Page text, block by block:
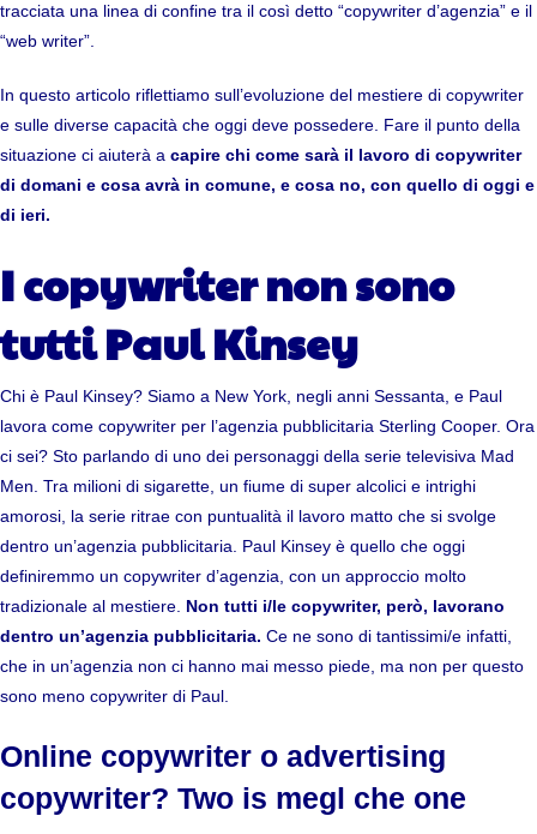
tracciata una linea di confine tra il così detto “copywriter d’agenzia” e il
“web writer”.
In questo articolo riflettiamo sull’evoluzione del mestiere di copywriter
e sulle diverse capacità che oggi deve possedere. Fare il punto della
situazione ci aiuterà a capire chi come sarà il lavoro di copywriter
di domani e cosa avrà in comune, e cosa no, con quello di oggi e
di ieri.
I copywriter non sono
tutti Paul Kinsey
Chi è Paul Kinsey? Siamo a New York, negli anni Sessanta, e Paul
lavora come copywriter per l’agenzia pubblicitaria Sterling Cooper. Ora
ci sei? Sto parlando di uno dei personaggi della serie televisiva Mad
Men. Tra milioni di sigarette, un fiume di super alcolici e intrighi
amorosi, la serie ritrae con puntualità il lavoro matto che si svolge
dentro un’agenzia pubblicitaria. Paul Kinsey è quello che oggi
definiremmo un copywriter d’agenzia, con un approccio molto
tradizionale al mestiere. Non tutti i/le copywriter, però, lavorano
dentro un’agenzia pubblicitaria. Ce ne sono di tantissimi/e infatti,
che in un’agenzia non ci hanno mai messo piede, ma non per questo
sono meno copywriter di Paul.
Online copywriter o advertising
copywriter? Two is megl che one